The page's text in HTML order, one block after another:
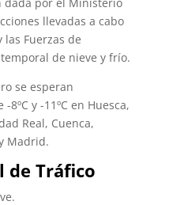
llevadas a cabo
las Fuerzas de
de nieve y frío.
se esperan
y -11ºC en Huesca,
Real, Cuenca,
Madrid.
de Tráfico